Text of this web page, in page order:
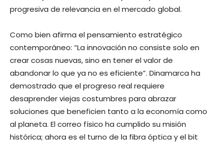
progresiva de relevancia en el mercado global.
Como bien afirma el pensamiento estratégico
contemporáneo: “La innovación no consiste solo en
crear cosas nuevas, sino en tener el valor de
abandonar lo que ya no es eficiente”. Dinamarca ha
demostrado que el progreso real requiere
desaprender viejas costumbres para abrazar
soluciones que beneficien tanto a la economía como
al planeta. El correo físico ha cumplido su misión
histórica; ahora es el turno de la fibra óptica y el bit